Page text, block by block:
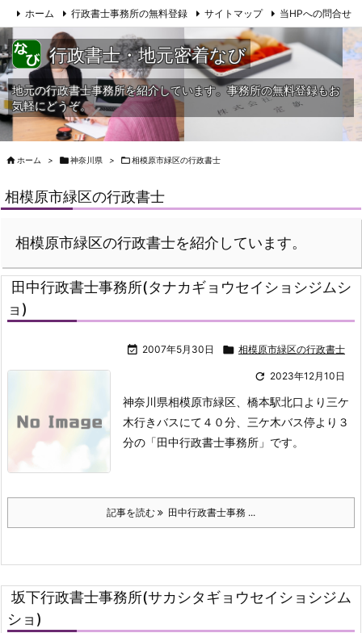
ホーム 行政書士事務所の無料登録 サイトマップ 当HPへの問合せ
行政書士・地元密着なび
地元の行政書士事務所を紹介しています。事務所の無料登録もお
気軽にどうぞ。
 ホーム > 神奈川県 > 相模原市緑区の行政書士
相模原市緑区の行政書士
相模原市緑区の行政書士を紹介しています。
田中行政書士事務所(タナカギョウセイショシジムシ
ョ)
 2007年5月30日  相模原市緑区の行政書士
 2023年12月10日
神奈川県相模原市緑区、橋本駅北口より三ケ
木行きバスにて４０分、三ケ木バス停より３
分の「田中行政書士事務所」です。
記事を読む 田中行政書士事務 ...
坂下行政書士事務所(サカシタギョウセイショシジム
ショ)